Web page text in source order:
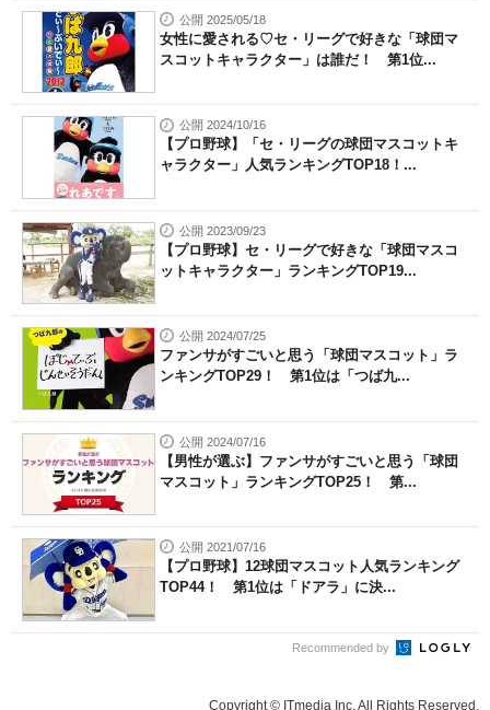
公開 2025/05/18
女性に愛される♡セ・リーグで好きな「球団マ
スコットキャラクター」は誰だ！ 第1位...
公開 2024/10/16
【プロ野球】「セ・リーグの球団マスコットキ
ャラクター」人気ランキングTOP18！...
公開 2023/09/23
【プロ野球】セ・リーグで好きな「球団マスコ
ットキャラクター」ランキングTOP19...
公開 2024/07/25
ファンサがすごいと思う「球団マスコット」ラ
ンキングTOP29！ 第1位は「つば九...
公開 2024/07/16
【男性が選ぶ】ファンサがすごいと思う「球団
マスコット」ランキングTOP25！ 第...
公開 2021/07/16
【プロ野球】12球団マスコット人気ランキング
TOP44！ 第1位は「ドアラ」に決...
Recommended by
Copyright © ITmedia Inc. All Rights Reserved.